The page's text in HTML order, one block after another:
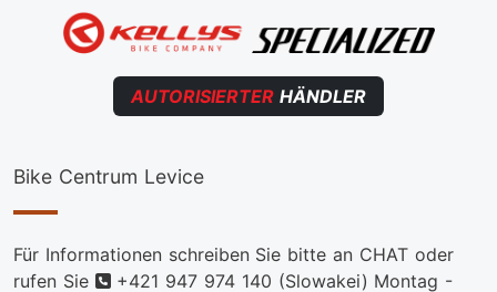
AUTORISIERTER HÄNDLER
Bike Centrum Levice
Für Informationen schreiben Sie bitte an CHAT oder
rufen Sie
telefon
+421 947 974 140 (Slowakei) Montag -